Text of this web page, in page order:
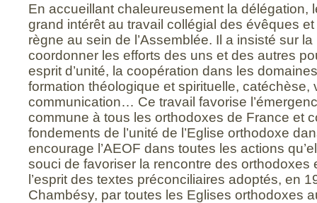
En accueillant chaleureusement la délégation,
grand intérêt au travail collégial des évêques et
règne au sein de l’Assemblée. Il a insisté sur
coordonner les efforts des uns et des autres
esprit d’unité, la coopération dans les
formation théologique et spirituelle, catéchèse,
communication… Ce travail favorise
commune à tous les orthodoxes de France et
fondements de l’unité de l’Eglise orthodoxe
encourage l’AEOF dans toutes les actions
souci de favoriser la rencontre des orthodoxes
l’esprit des textes préconciliaires adoptés, en
Chambésy, par toutes les Eglises orthodoxes